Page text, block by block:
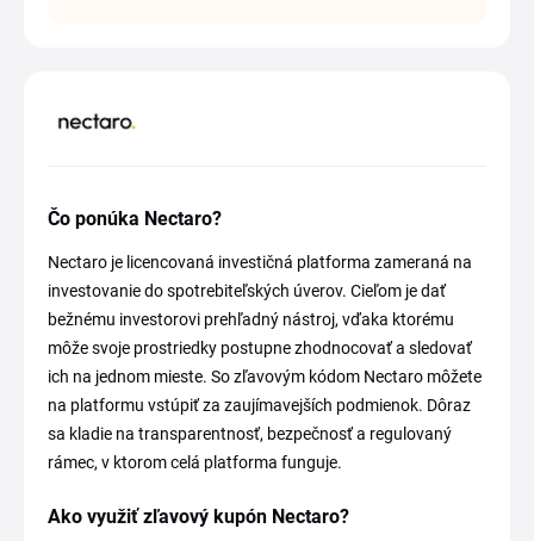
Čo ponúka Nectaro?
Nectaro je licencovaná investičná platforma zameraná na
investovanie do spotrebiteľských úverov. Cieľom je dať
bežnému investorovi prehľadný nástroj, vďaka ktorému
môže svoje prostriedky postupne zhodnocovať a sledovať
ich na jednom mieste. So zľavovým kódom Nectaro môžete
na platformu vstúpiť za zaujímavejších podmienok. Dôraz
sa kladie na transparentnosť, bezpečnosť a regulovaný
rámec, v ktorom celá platforma funguje.
Ako využiť zľavový kupón Nectaro?